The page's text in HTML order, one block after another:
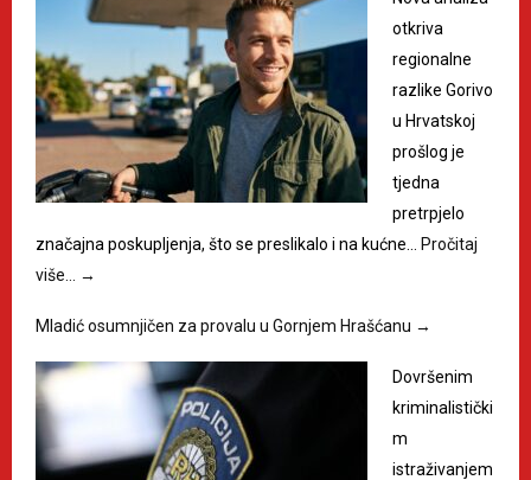
otkriva
regionalne
razlike Gorivo
u Hrvatskoj
prošlog je
tjedna
pretrpjelo
značajna poskupljenja, što se preslikalo i na kućne…
Pročitaj
više…
→
Mladić osumnjičen za provalu u Gornjem Hrašćanu →
Dovršenim
kriminalistički
m
istraživanjem